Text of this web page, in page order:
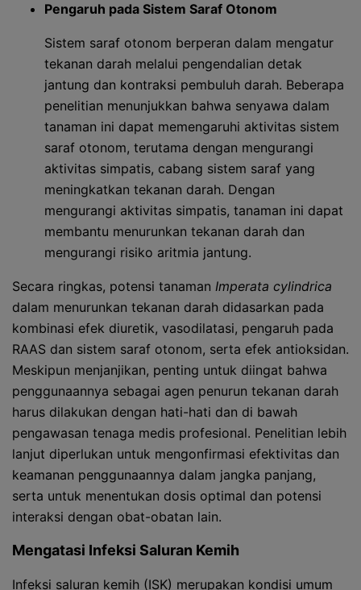
Pengaruh pada Sistem Saraf Otonom
Sistem saraf otonom berperan dalam mengatur
tekanan darah melalui pengendalian detak
jantung dan kontraksi pembuluh darah. Beberapa
penelitian menunjukkan bahwa senyawa dalam
tanaman ini dapat memengaruhi aktivitas sistem
saraf otonom, terutama dengan mengurangi
aktivitas simpatis, cabang sistem saraf yang
meningkatkan tekanan darah. Dengan
mengurangi aktivitas simpatis, tanaman ini dapat
membantu menurunkan tekanan darah dan
mengurangi risiko aritmia jantung.
Secara ringkas, potensi tanaman Imperata cylindrica
dalam menurunkan tekanan darah didasarkan pada
kombinasi efek diuretik, vasodilatasi, pengaruh pada
RAAS dan sistem saraf otonom, serta efek antioksidan.
Meskipun menjanjikan, penting untuk diingat bahwa
penggunaannya sebagai agen penurun tekanan darah
harus dilakukan dengan hati-hati dan di bawah
pengawasan tenaga medis profesional. Penelitian lebih
lanjut diperlukan untuk mengonfirmasi efektivitas dan
keamanan penggunaannya dalam jangka panjang,
serta untuk menentukan dosis optimal dan potensi
interaksi dengan obat-obatan lain.
Mengatasi Infeksi Saluran Kemih
Infeksi saluran kemih (ISK) merupakan kondisi umum